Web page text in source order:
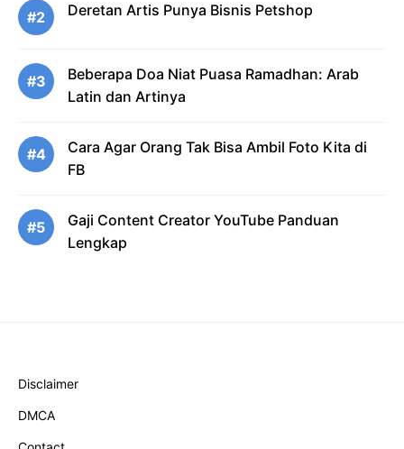
#2 Deretan Artis Punya Bisnis Petshop
#3
Beberapa Doa Niat Puasa Ramadhan: Arab
Latin dan Artinya
#4
Cara Agar Orang Tak Bisa Ambil Foto Kita di
FB
#5
Gaji Content Creator YouTube Panduan
Lengkap
Disclaimer
DMCA